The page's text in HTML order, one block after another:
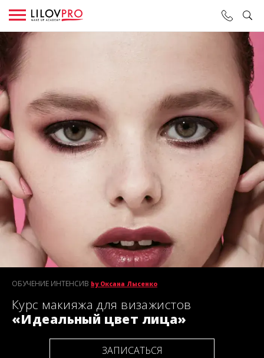
ОБУЧЕНИЕ ИНТЕНСИВ by Оксана Лысенко
Курс макияжа для визажистов
«Идеальный цвет лица»
ЗАПИСАТЬСЯ